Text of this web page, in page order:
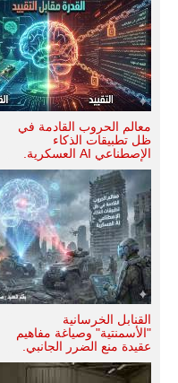
معالم الحروب القادمة في
ظل تطبيقات الذكاء
الإصطناعي AI العسكرية.
القنابل الخرسانية
"الأسمنتية" وصياغة مفاهيم
عقيدة منع الضرر الجانبي.